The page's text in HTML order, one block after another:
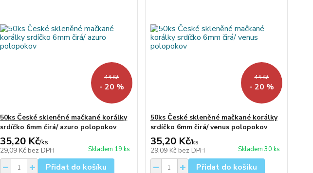
44 Kč
- 20 %
50ks České skleněné mačkané korálky
srdíčko 6mm čirá/ azuro polopokov
35,20 Kč/ks
29,09 Kč bez DPH Skladem 19 ks
Přidat do košíku
44 Kč
- 20 %
50ks České skleněné mačkané korálky
srdíčko 6mm čirá/ venus polopokov
35,20 Kč/ks
29,09 Kč bez DPH Skladem 30 ks
Přidat do košíku